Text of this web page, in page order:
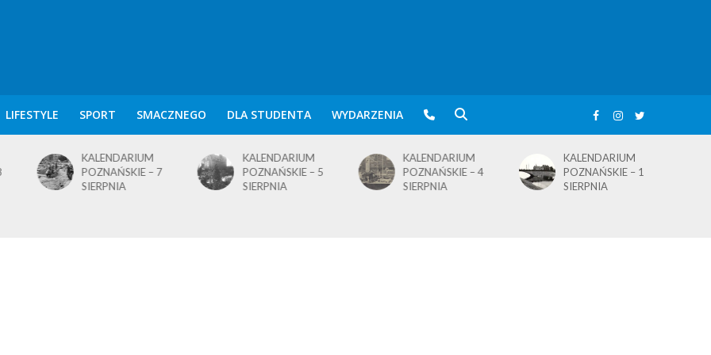
LIFESTYLE SPORT SMACZNEGO DLA STUDENTA WYDARZENIA
KALENDARIUM
POZNAŃSKIE – 7
SIERPNIA
KALENDARIUM
POZNAŃSKIE – 5
SIERPNIA
KALENDARIUM
POZNAŃSKIE – 4
SIERPNIA
KALENDARIUM
POZNAŃSKIE – 1
SIERPNIA